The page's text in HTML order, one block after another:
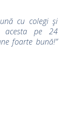
cu colegi şi
pe 24
foarte bună!”